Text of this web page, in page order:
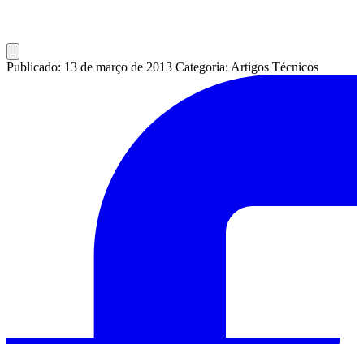
Publicado: 13 de março de 2013 Categoria: Artigos Técnicos